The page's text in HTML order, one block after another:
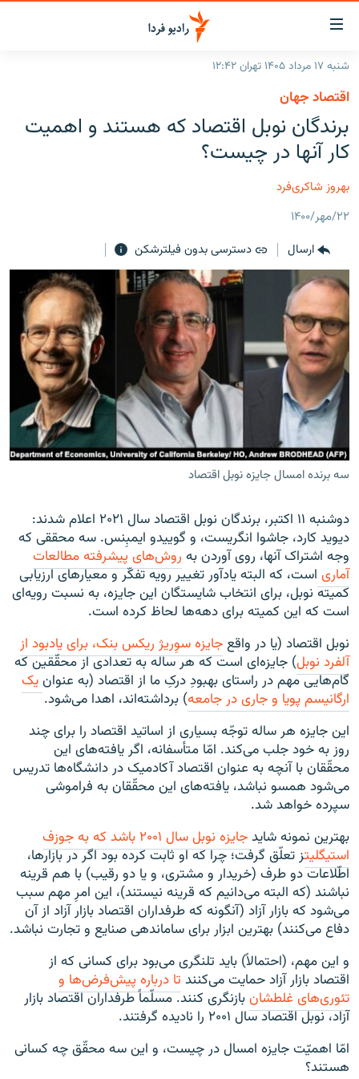
لینک‌های
قابلیت
دسترسی
بازگشت
منوی
اصلی
به
صفحه
جهان
فرکانس‌ها
پادکست
چندرسانه‌ای
گزارش‌های تصویری
گزارش‌های ویدئویی
زنان فردا
English
به ما بپیوندید
زبان‌های دیگر
شنبه ۱۷ مرداد ۱۴۰۵ تهران ۱۲:۴۲
اقتصاد جهان
برندگان نوبل اقتصاد که هستند و اهمیت
کار آنها در چیست؟
بهروز شاکری‌فرد
۲۲/مهر/۱۴۰۰
ارسال
دسترسی بدون فیلترشکن
سه برنده امسال جایزه نوبل اقتصاد
دوشنبه ۱۱ اکتبر، برندگان نوبل اقتصاد سال ۲۰۲۱ اعلام شدند:
دیوید کارد، جاشوا انگریست، و گوییدو ایمبِنس. سه محققی که
وجه اشتراک آنها، روی آوردن به روشهای پیشرفتهمطالعات
آماری است، که البته یادآور تغییر رویه تفکّر و معیارهای ارزیابی
کمیته نوبل، برای انتخاب شایستگان این جایزه، به نسبت رویه‌ای
است که این کمیته برای دهه‌ها لحاظ کرده است.
نوبل اقتصاد (یا در واقعجایزهسوریژ ریکسبنک، براییادبود از
آلفرد نوبل) جایزه‌ای است که هر ساله به تعدادی از محقّقین که
گام‌هایی مهم در راستای بهبودِ درکِ ما از اقتصاد (به عنوانیک
ارگانیسمپویا وجاریدر جامعه) برداشته‌اند، اهدا می‌شود.
این جایزه هر ساله توجّه بسیاری از اساتید اقتصاد را برای چند
روز به خود جلب می‌کند. امّا متأسفانه، اگر یافته‌های این
محقّقان با آنچه به عنوان اقتصاد آکادمیک در دانشگاه‌ها تدریس
می‌شود همسو نباشد، یافته‌های این محقّقان به فراموشی
سپرده خواهد شد.
بهترین نمونه شایدجایزه نوبلسال باشد کهبهجوزف
استیگلیتز تعلّق گرفت؛ چرا که او ثابت کرده بود اگر در بازارها،
اطّلاعات دو طرف (خریدار و مشتری، و یا دو رقیب) با هم قرینه
نباشند (که البته می‌دانیم که قرینه نیستند)، این امرِ مهم سبب
می‌شود که بازار آزاد (آنگونه که طرفداران اقتصاد بازار آزاد از آن
دفاع می‌کنند) بهترین ابزار برای ساماندهی صنایع و تجارت نباشد.
و این مهم، (احتمالاً) باید تلنگری می‌بود برای کسانی که از
اقتصاد بازار آزاد حمایت می‌کنند تا درباره پیشفرضها و
تئوریهای غلطشانبازنگری کنند. مسلّماً طرفداران اقتصاد بازار
آزاد، نوبل اقتصاد سال ۲۰۰۱ را نادیده گرفتند.
امّا اهمیّت جایزه امسال در چیست، و این سه محقّق چه کسانی
هستند؟